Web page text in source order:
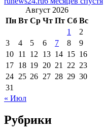
Август 2026
Пн Вт Ср Чт Пт Сб Вс
1
2
3
4 5 6 7 8
9
10 11 12 13 14 15 16
17 18 19 20 21 22 23
24 25 26 27 28 29 30
31
« Июл
Рубрики